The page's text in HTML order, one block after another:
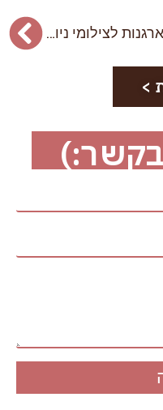
התארגנות לצילומי ניובורן
>
בקשר:)